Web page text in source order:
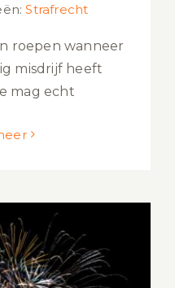
Strafrecht
roepen wanneer
misdrijf heeft
mag echt